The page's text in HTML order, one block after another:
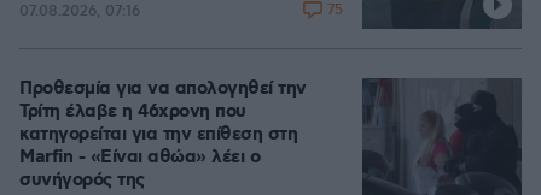
07.08.2026, 07:16 75
Προθεσμία για να απολογηθεί την
Τρίτη έλαβε η 46χρονη που
κατηγορείται για την επίθεση στη
Marfin - «Είναι αθώα» λέει ο
συνήγορός της